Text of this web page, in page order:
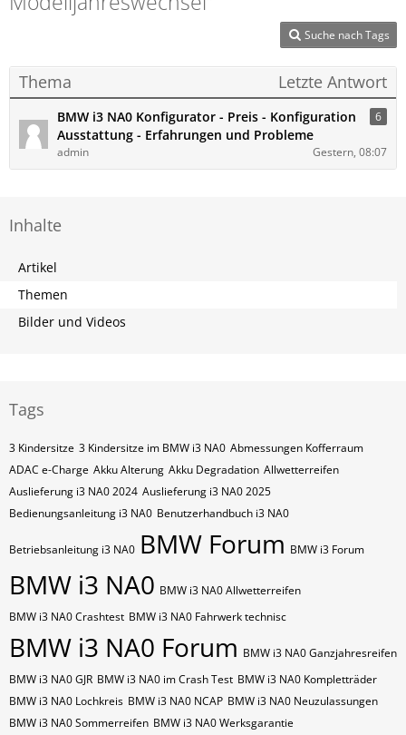
Suche nach Tags
Thema Letzte Antwort
BMW i3 NA0 Konfigurator - Preis - Konfiguration
Ausstattung - Erfahrungen und Probleme
6
admin Gestern, 08:07
Inhalte
Artikel
Themen
Bilder und Videos
Tags
3 Kindersitze 3 Kindersitze im BMW i3 NA0 Abmessungen Kofferraum
ADAC e-Charge Akku Alterung Akku Degradation Allwetterreifen
Auslieferung i3 NA0 2024 Auslieferung i3 NA0 2025
Bedienungsanleitung i3 NA0 Benutzerhandbuch i3 NA0
Betriebsanleitung i3 NA0 BMW Forum BMW i3 Forum
BMW i3 NA0 BMW i3 NA0 Allwetterreifen
BMW i3 NA0 Crashtest BMW i3 NA0 Fahrwerk technisc
BMW i3 NA0 Forum BMW i3 NA0 Ganzjahresreifen
BMW i3 NA0 GJR BMW i3 NA0 im Crash Test BMW i3 NA0 Kompletträder
BMW i3 NA0 Lochkreis BMW i3 NA0 NCAP BMW i3 NA0 Neuzulassungen
BMW i3 NA0 Sommerreifen BMW i3 NA0 Werksgarantie